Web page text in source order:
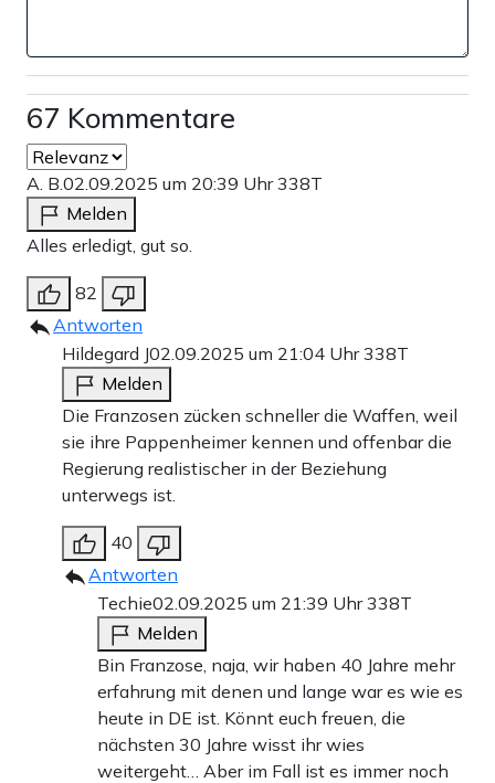
67 Kommentare
A. B. 02.09.2025 um 20:39 Uhr338T
Melden
Alles erledigt, gut so.
82
Antworten
Hildegard J02.09.2025 um 21:04 Uhr338T
Melden
Die Franzosen zücken schneller die Waffen, weil
sie ihre Pappenheimer kennen und offenbar die
Regierung realistischer in der Beziehung
unterwegs ist.
40
Antworten
Techie02.09.2025 um 21:39 Uhr338T
Melden
Bin Franzose, naja, wir haben 40 Jahre mehr
erfahrung mit denen und lange war es wie es
heute in DE ist. Könnt euch freuen, die
nächsten 30 Jahre wisst ihr wies
weitergeht… Aber im Fall ist es immer noch